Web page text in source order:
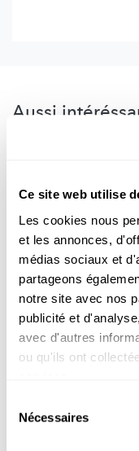
Ce site web utilise
Les cookies nous
et les annonces,
médias sociaux et
partageons
notre site avec nos
publicité et
avec d'autres
ou qu'ils ont
Nécessaires
Aussi
ÉCOLOGIE
Newtrap : une